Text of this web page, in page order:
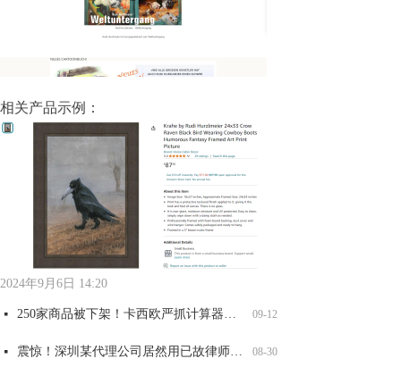
相关产品示例：
2024年9月6日 14:20
넷
09-12
넷
08-30
넷
넷
넷 全网爆火可达鸭，能卖吗？
넷